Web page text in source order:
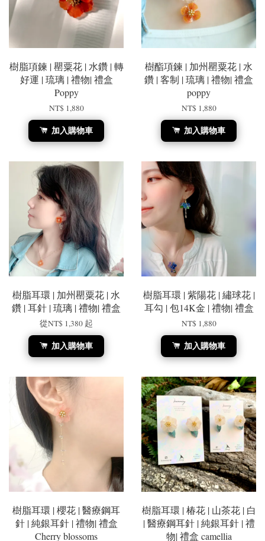
樹脂項鍊 | 罌粟花 | 水鑽 | 轉
好運 | 琉璃 | 禮物| 禮盒
Poppy
NT$ 1,880
加入購物車
樹酯項鍊 | 加州罌粟花 | 水
鑽 | 客制 | 琉璃 | 禮物| 禮盒
poppy
NT$ 1,880
加入購物車
樹脂耳環 | 加州罌粟花 | 水
鑽 | 耳針 | 琉璃 | 禮物| 禮盒
從NT$ 1,380 起
加入購物車
樹脂耳環 | 紫陽花 | 繡球花 |
耳勾 | 包14K金 | 禮物| 禮盒
NT$ 1,880
加入購物車
樹脂耳環 | 櫻花 | 醫療鋼耳
針 | 純銀耳針 | 禮物| 禮盒
Cherry blossoms
樹脂耳環 | 椿花 | 山茶花 | 白
| 醫療鋼耳針 | 純銀耳針 | 禮
物| 禮盒 camellia